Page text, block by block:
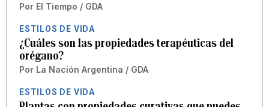
Por El Tiempo / GDA
ESTILOS DE VIDA
¿Cuáles son las propiedades terapéuticas del
orégano?
Por La Nación Argentina / GDA
ESTILOS DE VIDA